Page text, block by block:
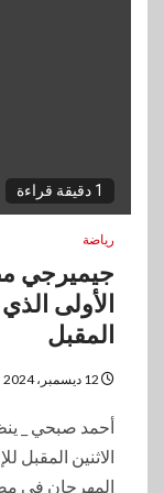
1 دقيقة قراءة
رياضة
جيميرجي
الأولى
المقبل
أحمد صبحي _
الاثنين المقبل
المهرجان في